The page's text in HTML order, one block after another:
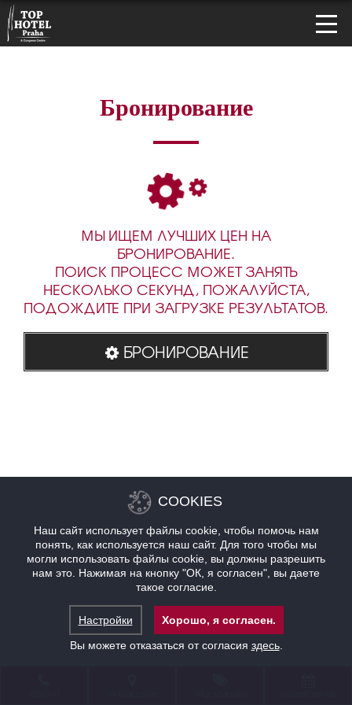
Бронирование
МЫ ИЩЕМ ЛУЧШИХ ЦЕН НА
БРОНИРОВАНИЕ.
ПОИСК ПРОЦЕСС МОЖЕТ ЗАНЯТЬ
НЕСКОЛЬКО СЕКУНД, ПОЖАЛУЙСТА,
ПОДОЖДИТЕ ПРИ ЗАГРУЗКЕ РЕЗУЛЬТАТОВ.
БРОНИРОВАНИЕ
COOKIES
Наш сайт использует файлы cookie, чтобы помочь нам
понять, как используется наш сайт. Для того чтобы мы
могли использовать файлы cookie, вы должны разрешить
нам это. Нажимая на кнопку "ОК, я согласен", вы даете
такое согласие.
Настройки
Хорошо, я согласен.
Вы можете отказаться от согласия здесь.